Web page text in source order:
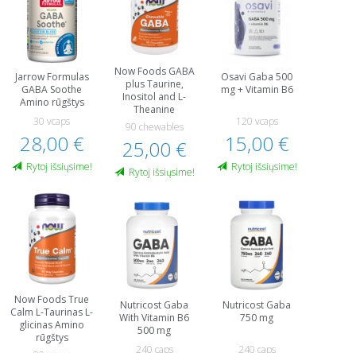
Jarrow Formulas
GABA Soothe
Amino rūgštys
30 vcaps
28,00 €
Rytoj išsiųsime!
Now Foods GABA
plus Taurine,
Inositol and L-
Theanine
90 chewables
25,00 €
Rytoj išsiųsime!
Osavi Gaba 500
mg + Vitamin B6
120 vcaps
15,00 €
Rytoj išsiųsime!
Now Foods True
Calm L-Taurinas L-
glicinas Amino
rūgštys
Nutricost Gaba
With Vitamin B6
500 mg
240 caps
Nutricost Gaba
750 mg
240 caps